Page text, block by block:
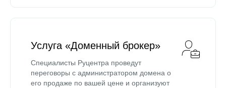
Услуга «Доменный брокер»
Специалисты Руцентра проведут
переговоры с администратором домена о
его продаже по вашей цене и организуют